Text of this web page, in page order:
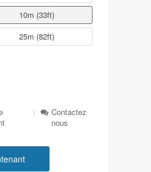
10m (33ft)
25m (82ft)
|
Contactez
nous